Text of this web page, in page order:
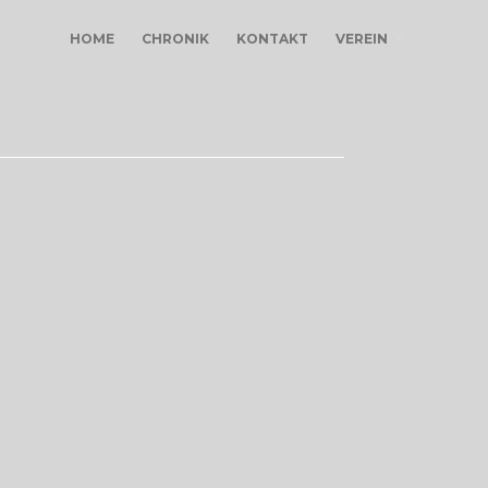
HOME CHRONIK KONTAKT VEREIN